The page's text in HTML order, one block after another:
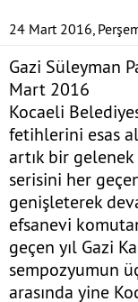
24 Mart 2016,
Gazi Süleyman
Mart 2016
Kocaeli
fetihlerini esas
artık bir
serisini her
genişleterek
efsanevi
geçen yıl Gazi
sempozyumun
arasında yine